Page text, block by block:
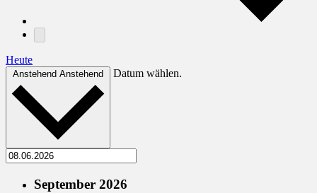
Heute
Anstehend Anstehend Datum wählen.
September 2026